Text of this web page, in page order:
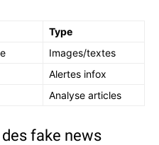
Type
Images/textes
Alertes infox
Analyse articles
fake news